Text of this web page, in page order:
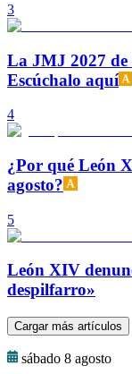
3
La JMJ 2027 de
Escúchalo aquí
4
¿Por qué León
agosto?
5
León XIV
despilfarro»
Cargar más artículos
sábado 8 agosto